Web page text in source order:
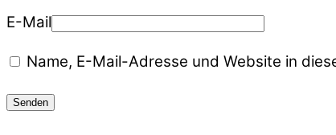
E-Mail
Name, E-Mail-Adresse und Website in